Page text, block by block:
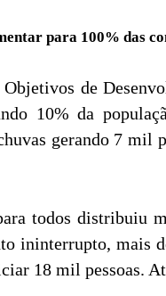
para 100% das
Objetivos de
10% da
gerando 7
todos distribuiu
ininterrupto,
18 mil pessoas.